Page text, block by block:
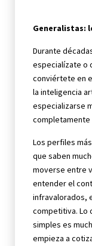
Generalistas:
Durante
especialízate o
conviértete en
la inteligencia
especializarse
completamente
Los perfiles
que saben
moverse entre
entender el
infravalorados,
competitiva. Lo
simples es
empieza a